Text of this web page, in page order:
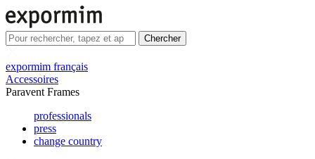
Chercher
expormim français
Accessoires
Paravent Frames
professionals
press
change country